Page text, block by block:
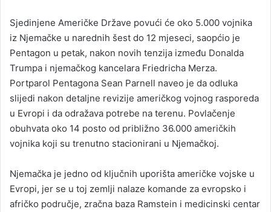
d
a
n
e
m
a
i
Sjedinjene Američke Države povući će oko 5.000 vojnika
iz Njemačke u narednih šest do 12 mjeseci, saopćio je
Pentagon u petak, nakon novih tenzija između Donalda
Trumpa i njemačkog kancelara Friedricha Merza.
Portparol Pentagona Sean Parnell naveo je da odluka
slijedi nakon detaljne revizije američkog vojnog rasporeda
u Evropi i da odražava potrebe na terenu. Povlačenje
obuhvata oko 14 posto od približno 36.000 američkih
vojnika koji su trenutno stacionirani u Njemačkoj.
Njemačka je jedno od ključnih uporišta američke vojske u
Evropi, jer se u toj zemlji nalaze komande za evropsko i
afričko područje, zračna baza Ramstein i medicinski centar